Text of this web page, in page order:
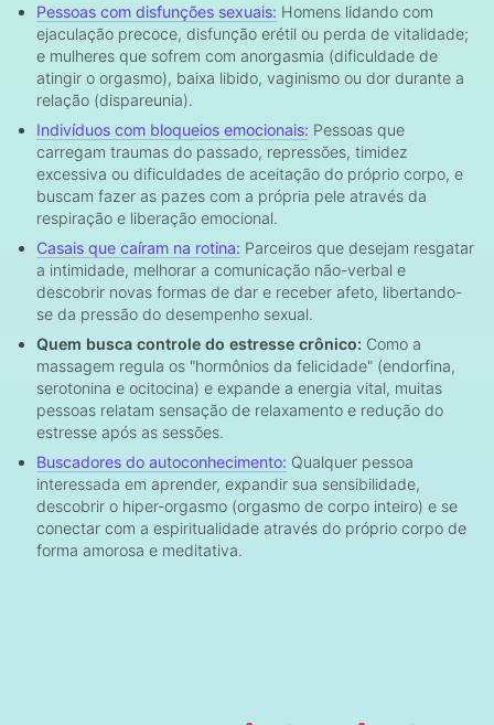
Pessoas com disfunções sexuais: Homens lidando com
ejaculação precoce, disfunção erétil ou perda de vitalidade;
e mulheres que sofrem com anorgasmia (dificuldade de
atingir o orgasmo), baixa libido, vaginismo ou dor durante a
relação (dispareunia).
Indivíduos com bloqueios emocionais: Pessoas que
carregam traumas do passado, repressões, timidez
excessiva ou dificuldades de aceitação do próprio corpo, e
buscam fazer as pazes com a própria pele através da
respiração e liberação emocional.
Casais que caíram na rotina: Parceiros que desejam resgatar
a intimidade, melhorar a comunicação não-verbal e
descobrir novas formas de dar e receber afeto, libertando-
se da pressão do desempenho sexual.
Quem busca controle do estresse crônico: Como a
massagem regula os "hormônios da felicidade" (endorfina,
serotonina e ocitocina) e expande a energia vital, muitas
pessoas relatam sensação de relaxamento e redução do
estresse após as sessões.
Buscadores do autoconhecimento: Qualquer pessoa
interessada em aprender, expandir sua sensibilidade,
descobrir o hiper-orgasmo (orgasmo de corpo inteiro) e se
conectar com a espiritualidade através do próprio corpo de
forma amorosa e meditativa.